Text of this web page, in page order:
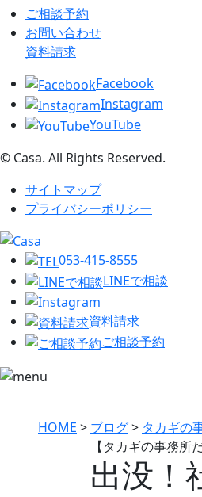
ご相談予約
お問い合わせ
資料請求
Facebook
Instagram
YouTube
© Casa. All Rights Reserved.
サイトマップ
プライバシーポリシー
053-415-8555
LINEで相談
資料請求
ご相談予約
HOME > ブログ> タカギの
【タカギの事務所
出没！